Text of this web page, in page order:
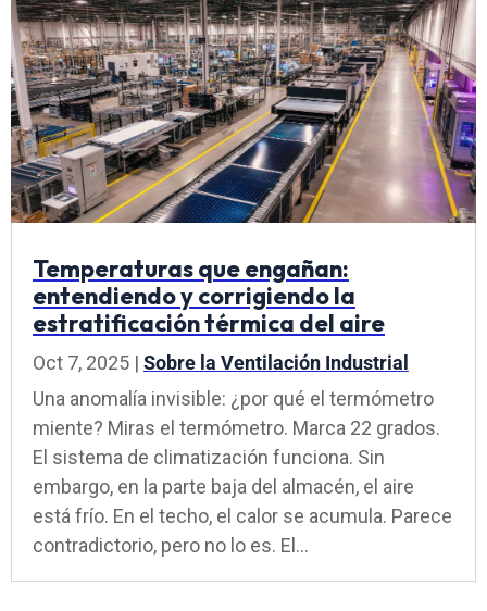
Temperaturas que engañan:
entendiendo y corrigiendo la
estratificación térmica del aire
Oct 7, 2025 | Sobre la Ventilación Industrial
Una anomalía invisible: ¿por qué el termómetro
miente? Miras el termómetro. Marca 22 grados.
El sistema de climatización funciona. Sin
embargo, en la parte baja del almacén, el aire
está frío. En el techo, el calor se acumula. Parece
contradictorio, pero no lo es. El...